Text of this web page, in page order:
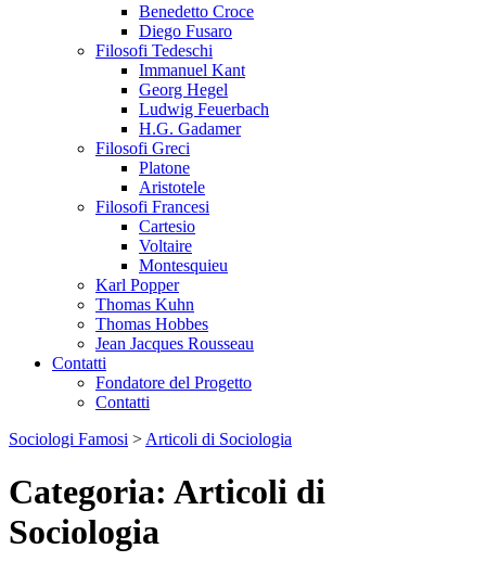
Benedetto Croce
Diego Fusaro
Filosofi Tedeschi
Immanuel Kant
Georg Hegel
Ludwig Feuerbach
H.G. Gadamer
Filosofi Greci
Platone
Aristotele
Filosofi Francesi
Cartesio
Voltaire
Montesquieu
Karl Popper
Thomas Kuhn
Thomas Hobbes
Jean Jacques Rousseau
Contatti
Fondatore del Progetto
Contatti
Sociologi Famosi > Articoli di Sociologia
Categoria: Articoli di
Sociologia